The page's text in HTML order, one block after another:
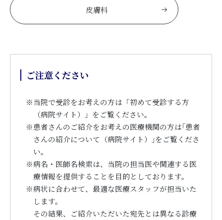
皮膚科
ご注意ください
※当院で受診をお考えの方は「初めて受診する方
（病院サイト）」をご覧ください。
※患者さんのご紹介をお考えの医療機関の方は｢患者
さんの紹介について（病院サイト）｣をご覧くださ
い。
※病名・医師名検索は、当院の担当医や関連する医
療情報を提供することを目的としております。
※病状に合わせて、最適な医療スタッフが担当いた
します。
その結果、ご紹介いただいた宛先とは異なる診療